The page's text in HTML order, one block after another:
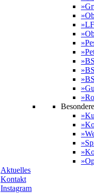
Besondere
Aktuelles
Kontakt
Instagram